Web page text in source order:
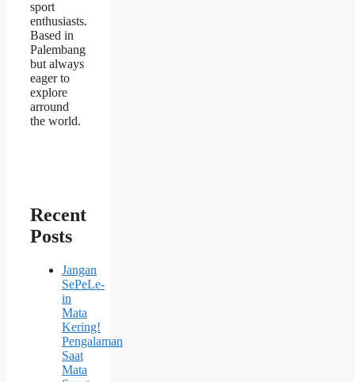
sport
enthusiasts.
Based in
Palembang
but always
eager to
explore
arround
the world.
Recent
Posts
Jangan
SePeLe-
in
Mata
Kering!
Pengalaman
Saat
Mata